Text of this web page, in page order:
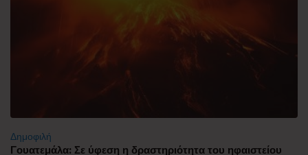
Δημοφιλή
Γουατεμάλα: Σε ύφεση η δραστηριότητα του ηφαιστείου